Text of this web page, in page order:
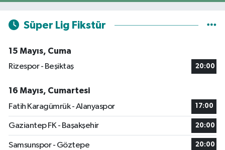
Süper Lig Fikstür
15 Mayıs, Cuma
Rizespor - Beşiktaş
20:00
16 Mayıs, Cumartesi
Fatih Karagümrük - Alanyaspor
17:00
Gaziantep FK - Başakşehir 20:00
Samsunspor - Göztepe 20:00